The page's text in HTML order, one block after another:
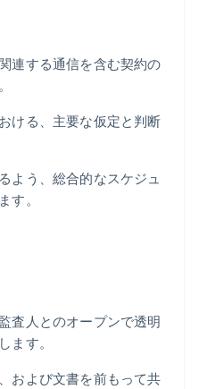
連する通信を含む契約の
ける、主要な仮定と判断
よう、総合的なスケジュ
す。
査人とのオープンで透明
ます。
および文書を前もって共